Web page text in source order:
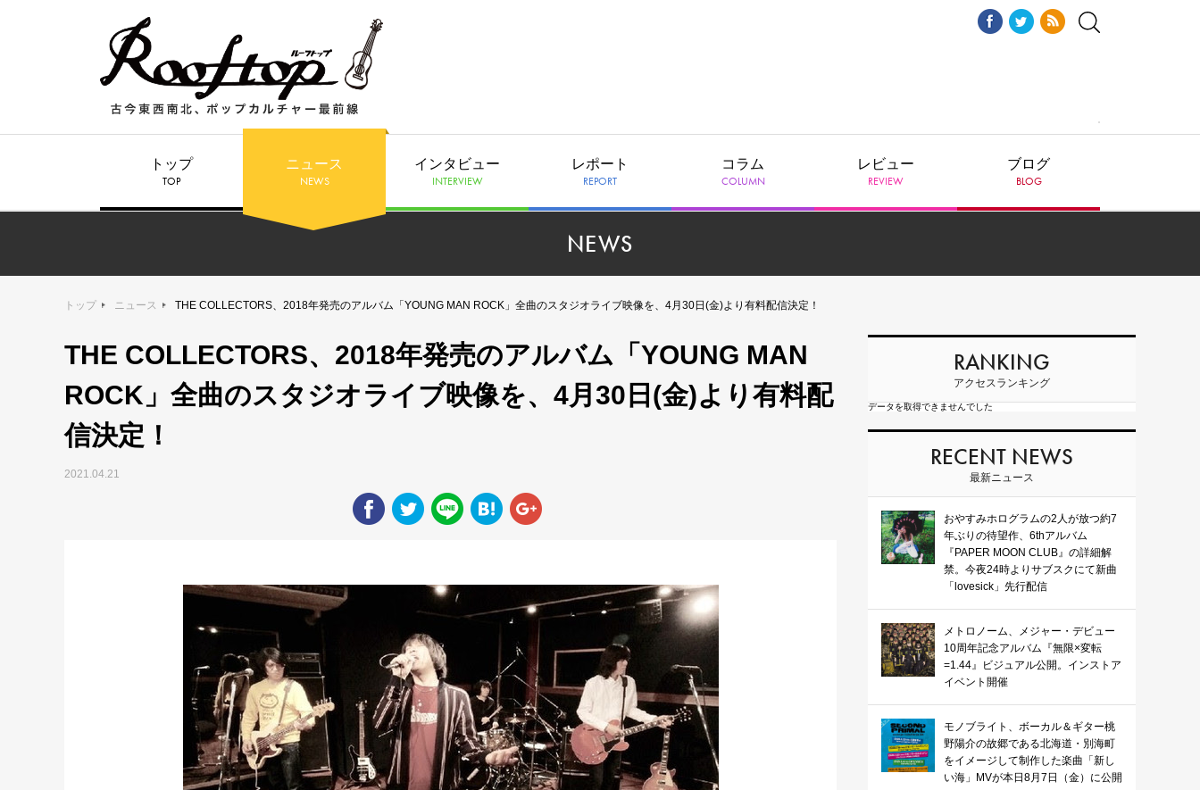
トップ
TOP
ニュース
NEWS
インタビュー
INTERVIEW
レポート
REPORT
コラム
COLUMN
レビュー
REVIEW
ブログ
BLOG
NEWS
トップ ニュース THE COLLECTORS、2018年発売のアルバム「YOUNG MAN ROCK」全曲のスタジオライブ映像を、4月30日(金)より有料配信決定！
THE COLLECTORS、2018年発売のアルバム「YOUNG MAN
ROCK」全曲のスタジオライブ映像を、4月30日(金)より有料配
信決定！
2021.04.21
RANKING
アクセスランキング
データを取得できませんでした
RECENT NEWS
最新ニュース
おやすみホログラムの2人が放つ約7
年ぶりの待望作、6thアルバム
『PAPER MOON CLUB』の詳細解
禁。今夜24時よりサブスクにて新曲
「lovesick」先行配信
メトロノーム、メジャー・デビュー
10周年記念アルバム『無限×変転
=1.44』ビジュアル公開。インストア
イベント開催
モノブライト、ボーカル＆ギター桃
野陽介の故郷である北海道・別海町
をイメージして制作した楽曲「新し
い海」MVが本日8月7日（金）に公開